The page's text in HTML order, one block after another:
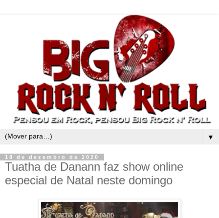
▼
18 de dezembro de 2020
Tuatha de Danann faz show online
especial de Natal neste domingo